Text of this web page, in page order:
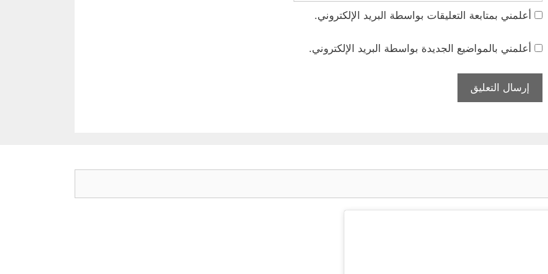
أعلمني بمتابعة التعليقات بواسطة البريد الإلكتروني.
أعلمني بالمواضيع الجديدة بواسطة البريد الإلكتروني.